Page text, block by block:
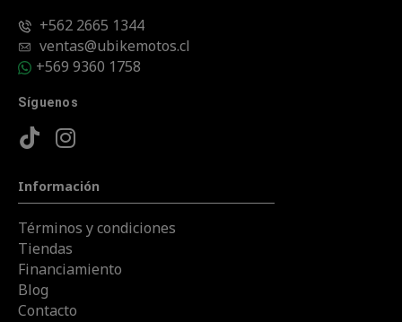
+562 2665 1344
ventas@ubikemotos.cl
+569 9360 1758
Síguenos
Información
Términos y condiciones
Tiendas
Financiamiento
Blog
Contacto